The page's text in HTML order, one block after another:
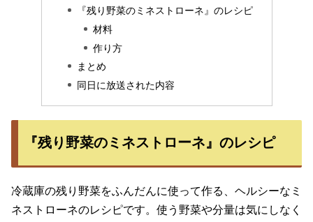
『残り野菜のミネストローネ』のレシピ
材料
作り方
まとめ
同日に放送された内容
『残り野菜のミネストローネ』のレシピ
冷蔵庫の残り野菜をふんだんに使って作る、ヘルシーなミ
ネストローネのレシピです。使う野菜や分量は気にしなく